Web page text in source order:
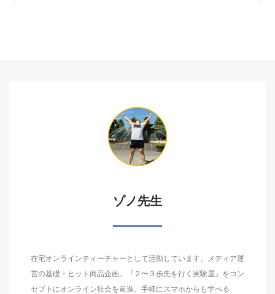
ゾノ先生
在宅オンラインティーチャーとして活動しています。メディア運
営の基礎・ヒット商品企画。『２〜３歩先を行く実験屋』をコン
セプトにオンライン社会を前進。手軽にスマホからも学べる